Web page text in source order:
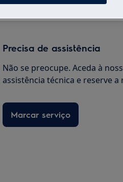
Precisa de assistência
Não se preocupe. Aceda à
assistência técnica e reserve a
Marcar serviço